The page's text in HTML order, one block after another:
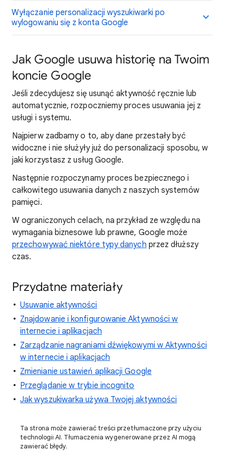
Wyłączanie personalizacji wyszukiwarki po
wylogowaniu się z konta Google
Jak Google usuwa historię na Twoim
koncie Google
Jeśli zdecydujesz się usunąć aktywność ręcznie lub
automatycznie, rozpoczniemy proces usuwania jej z
usługi i systemu.
Najpierw zadbamy o to, aby dane przestały być
widoczne i nie służyły już do personalizacji sposobu, w
jaki korzystasz z usług Google.
Następnie rozpoczynamy proces bezpiecznego i
całkowitego usuwania danych z naszych systemów
pamięci.
W ograniczonych celach, na przykład ze względu na
wymagania biznesowe lub prawne, Google może
przechowywać niektóre typy danych przez dłuższy
czas.
Przydatne materiały
Usuwanie aktywności
Znajdowanie i konfigurowanie Aktywności w
internecie i aplikacjach
Zarządzanie nagraniami dźwiękowymi w Aktywności
w internecie i aplikacjach
Zmienianie ustawień aplikacji Google
Przeglądanie w trybie incognito
Jak wyszukiwarka używa Twojej aktywności
Ta strona może zawierać treści przetłumaczone przy użyciu
technologii AI. Tłumaczenia wygenerowane przez AI mogą
zawierać błędy.